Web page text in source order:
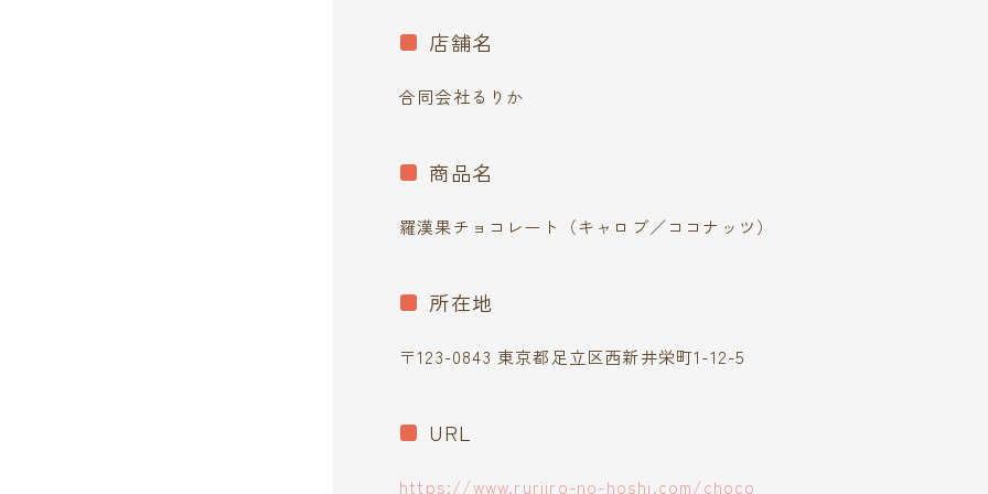
店舗名
合同会社るりか
商品名
羅漢果チョコレート（キャロブ／ココナッツ）
所在地
〒123-0843 東京都足立区西新井栄町1-12-5
URL
https://www.ruriiro-no-hoshi.com/choco